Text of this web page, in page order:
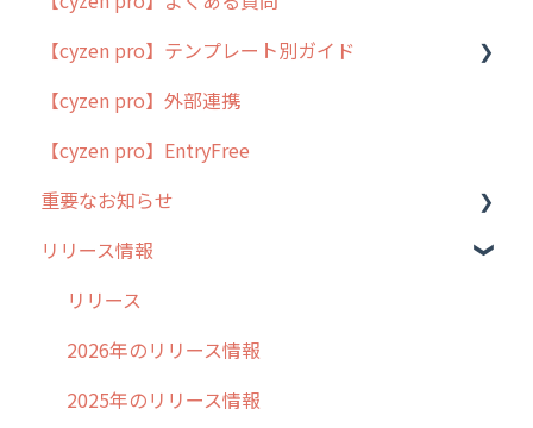
cyzen proの位置情報取得について
用語集
よくある質問
【cyzen pro】テンプレート別ガイド
ポスティング
ラウンダー
メンテナンス
外廻り営業
清掃
不動産
【cyzen pro】外部連携
【cyzen pro】EntryFree
重要なお知らせ
過去の重要なお知らせ
障害情報
リリース情報
リリース
2026年のリリース情報
2025年のリリース情報